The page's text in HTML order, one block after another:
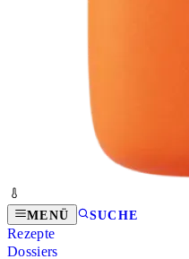
MENÜ SUCHE
Rezepte
Dossiers